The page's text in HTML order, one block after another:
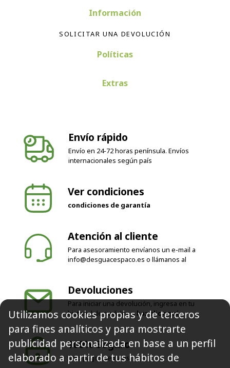
SOLICITAR UNA DEVOLUCIÓN
Políticas
Envío en 24-72 horas península. Envíos
internacionales según país
condiciones de garantía
Para asesoramiento envíanos un e-mail a
info@desguacespaco.es o llámanos al
Para iniciar una devolución, ingresa en tu
historial de pedidos o
100% Seguro
Solo pagos seguros
Utilizamos cookies propias y de terceros
para fines analíticos y para mostrarte
publicidad personalizada en base a un perfil
elaborado a partir de tus hábitos de